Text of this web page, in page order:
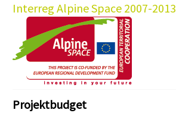
Interreg Alpine Space 2007-2013
Projektbudget